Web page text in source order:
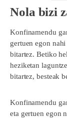
Nola bizi
Konfinamendu
gertuen egon
bitartez. Betiko
heziketan
bitartez, besteak
Konfinamendu
eta gertuen egon